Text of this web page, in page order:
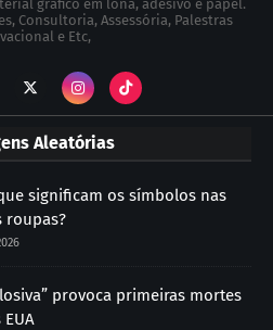
grafico em lona, adesivo e papel.
Consultoria, Assessória, Palestras
e Etc,
Aleatórias
significam os símbolos nas
roupas?
provoca primeiras mortes